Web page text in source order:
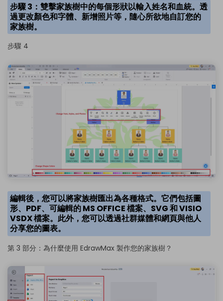
步驟 3：雙擊家族樹中的每個形狀以輸入姓名和血統。透
過更改顏色和字體、新增照片等，隨心所欲地自訂您的
家族樹。
步驟 4
編輯後，您可以將家族樹匯出為各種格式。它們包括圖
形、PDF、可編輯的 MS OFFICE 檔案、SVG 和 VISIO
VSDX 檔案。此外，您可以透過社群媒體和網頁與他人
分享您的圖表。
第 3 部分：為什麼使用 EdrawMax 製作您的家族樹？